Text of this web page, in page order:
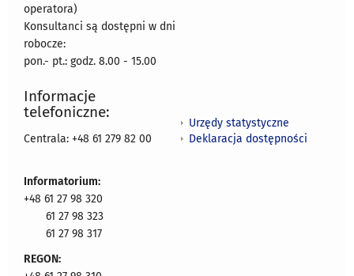
operatora)
Konsultanci są dostępni w dni
robocze:
pon.- pt.: godz. 8.00 - 15.00
Informacje
telefoniczne:
Centrala: +48 61 279 82 00
Informatorium:
+48 61 27 98 320
61 27 98 323
61 27 98 317
REGON:
Urzędy statystyczne
Deklaracja dostępności